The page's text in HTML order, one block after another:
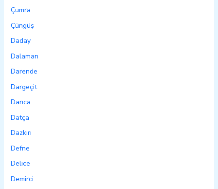
Çumra
Çüngüş
Daday
Dalaman
Darende
Dargeçit
Darıca
Datça
Dazkırı
Defne
Delice
Demirci